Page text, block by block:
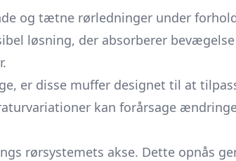
og tætne rørledninger under
løsning, der absorberer
er disse muffer designet til at
kan forårsage
rørsystemets akse. Dette opnås